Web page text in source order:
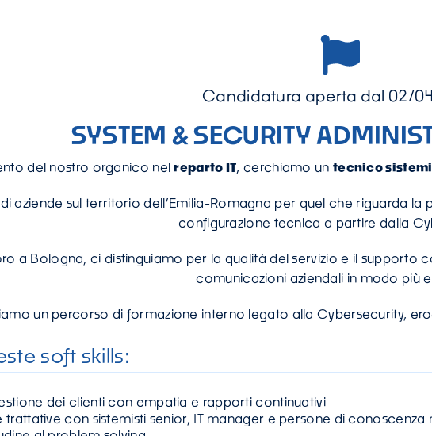
Candidatura aperta dal 02/
SYSTEM & SECURITY
del nostro organico nelreparto IT, cerchiamo un tecnico
aziende sul territorio dell’Emilia-Romagna per quel che riguarda
configurazione tecnica a partire dalla
a Bologna, ci distinguiamo per la qualità del servizio e il supporto
comunicazioni aziendali in modo più
un percorso di formazione interno legato alla Cybersecurity,
soft skills:
dei clienti con empatia e rapporti continuativi
trattative con sistemisti senior, IT manager e persone di conoscenza